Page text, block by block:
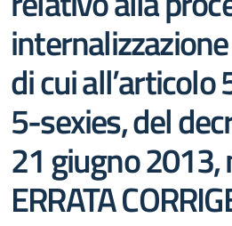
di cui all’articolo
5-sexies, del
21 giugno 2013,
ERRATA